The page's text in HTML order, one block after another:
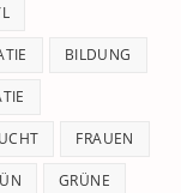
BILDUNG
FRAUEN
GRÜNE